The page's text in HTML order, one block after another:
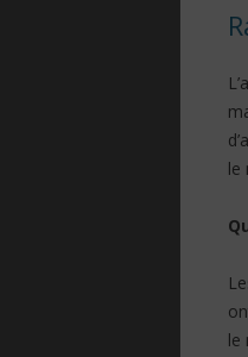
le
le